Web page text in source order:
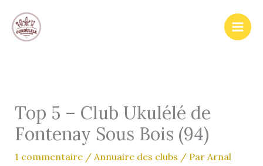
contenu
Top 5 – Club Ukulélé de
Fontenay Sous Bois (94)
1 commentaire / Annuaire des clubs / Par Arnal